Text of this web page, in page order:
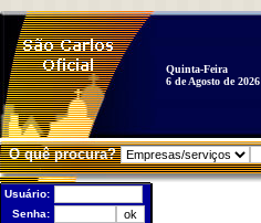
Quinta-Feira
6 de Agosto de 2026
O quê procura?
Usuário:
Senha: